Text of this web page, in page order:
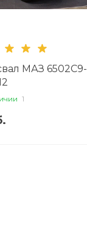
МАЗ 6502С9-
1